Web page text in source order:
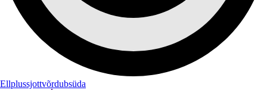
Ellplussjottvõrdubsüda